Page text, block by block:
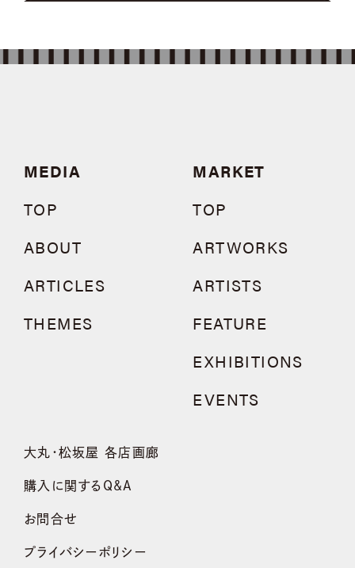
MEDIA
TOP
ABOUT
ARTICLES
THEMES
MARKET
TOP
ARTWORKS
ARTISTS
FEATURE
EXHIBITIONS
EVENTS
大丸・松坂屋 各店画廊
購入に関するQ&A
お問合せ
プライバシーポリシー